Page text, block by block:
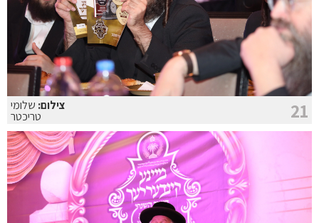
21 צילום: שלומי
טריכטר